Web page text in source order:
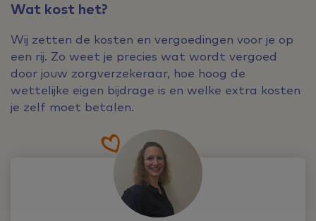
Wat kost het?
Wij zetten de kosten en vergoedingen voor je op
een rij. Zo weet je precies wat wordt vergoed
door jouw zorgverzekeraar, hoe hoog de
wettelijke eigen bijdrage is en welke extra kosten
je zelf moet betalen.